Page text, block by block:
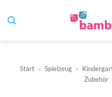
Inhalt
Start » Spielzeug »
Zubehör